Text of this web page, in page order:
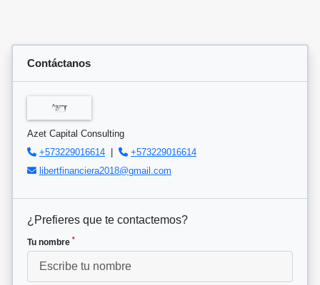
Contáctanos
Azet Capital Consulting
+573229016614 |
+573229016614
libertfinanciera2018@gmail.com
¿Prefieres que te contactemos?
Tu nombre *